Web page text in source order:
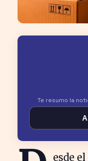
Te resumo la
esde el